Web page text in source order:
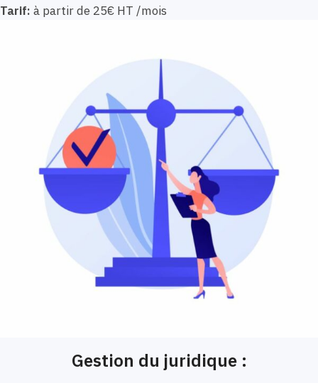
Tarif: à partir de 25€ HT /mois
Gestion du juridique :